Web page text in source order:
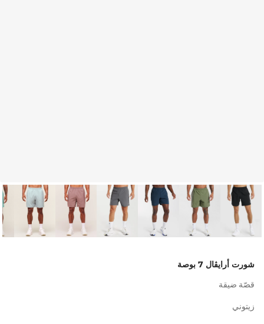
شورت أرايڤال 7 بوصة
قصّة ضيقة
زيتوني